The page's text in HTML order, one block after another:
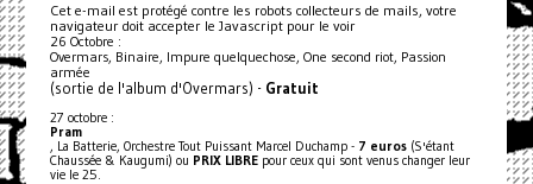
Cet e-mail est protégé contre les robots collecteurs de mails, votre
navigateur doit accepter le Javascript pour le voir
26 Octobre :
Overmars, Binaire, Impure quelquechose, One second riot, Passion
armée
(sortie de l'album d'Overmars) - Gratuit
27 octobre :
Pram
, La Batterie, Orchestre Tout Puissant Marcel Duchamp - 7 euros(S'étant
Chaussée & Kaugumi) ou PRIX LIBREpour ceux qui sont venus changer leur
vie le 25.